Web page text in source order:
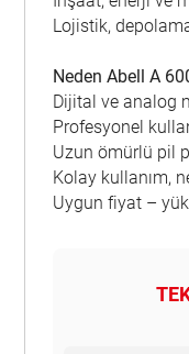
Lojistik,
Neden Abell A
Dijital ve analog
Profesyonel
Uzun ömürlü pil
Kolay kullanım,
Uygun fiyat –